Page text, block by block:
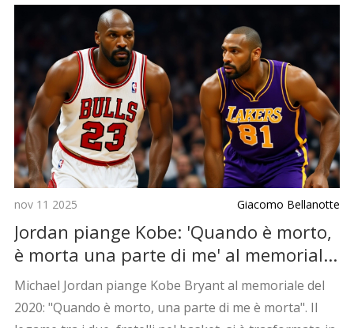
nov 11 2025 Giacomo Bellanotte
Jordan piange Kobe: 'Quando è morto,
è morta una parte di me' al memoriale
di Los Angeles
Michael Jordan piange Kobe Bryant al memoriale del
2020: "Quando è morto, una parte di me è morta". Il